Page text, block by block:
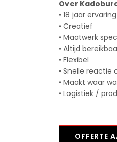
Over
• 18 jaar ervaring
• Creatief
• Maatwerk
• Altijd
• Flexibel
• Snelle reactie
• Maakt waar
• Logistiek /
OFFERTE